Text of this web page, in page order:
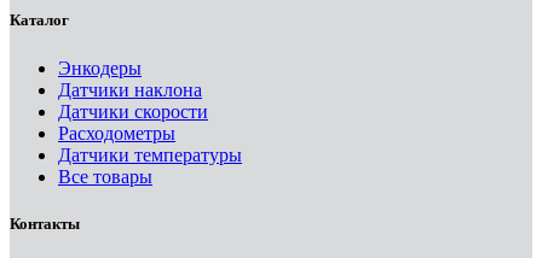
Каталог
Энкодеры
Датчики наклона
Датчики скорости
Расходометры
Датчики температуры
Все товары
Контакты